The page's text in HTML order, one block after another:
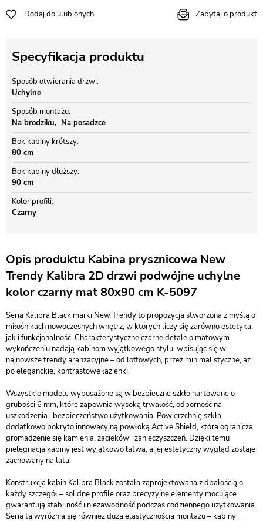
Dodaj do ulubionych Zapytaj o produkt
Specyfikacja produktu
Sposób otwierania drzwi
Uchylne
Sposób montażu
Na brodziku
Na posadzce
Bok kabiny krótszy
80 cm
Bok kabiny dłuższy
90 cm
Kolor profili
Czarny
Opis produktu Kabina prysznicowa New
Trendy Kalibra 2D drzwi podwójne uchylne
kolor czarny mat 80x90 cm K-5097
Seria Kalibra Black marki New Trendy to propozycja stworzona z myślą o
miłośnikach nowoczesnych wnętrz, w których liczy się zarówno estetyka,
jak i funkcjonalność. Charakterystyczne czarne detale o matowym
wykończeniu nadają kabinom wyjątkowego stylu, wpisując się w
najnowsze trendy aranżacyjne – od loftowych, przez minimalistyczne, aż
po eleganckie, kontrastowe łazienki.
Wszystkie modele wyposażone są w bezpieczne szkło hartowane o
grubości 6 mm, które zapewnia wysoką trwałość, odporność na
uszkodzenia i bezpieczeństwo użytkowania. Powierzchnię szkła
dodatkowo pokryto innowacyjną powłoką Active Shield, która ogranicza
gromadzenie się kamienia, zacieków i zanieczyszczeń. Dzięki temu
pielęgnacja kabiny jest wyjątkowo łatwa, a jej estetyczny wygląd zostaje
zachowany na lata.
Konstrukcja kabin Kalibra Black została zaprojektowana z dbałością o
każdy szczegół – solidne profile oraz precyzyjne elementy mocujące
gwarantują stabilność i niezawodność podczas codziennego użytkowania.
Seria ta wyróżnia się również dużą elastycznością montażu – kabiny